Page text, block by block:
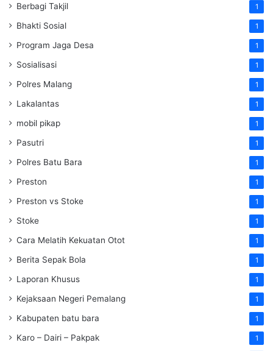
Berbagi Takjil 1
Bhakti Sosial 1
Program Jaga Desa 1
Sosialisasi 1
Polres Malang 1
Lakalantas 1
mobil pikap 1
Pasutri 1
Polres Batu Bara 1
Preston 1
Preston vs Stoke 1
Stoke 1
Cara Melatih Kekuatan Otot 1
Berita Sepak Bola 1
Laporan Khusus 1
Kejaksaan Negeri Pemalang 1
Kabupaten batu bara 1
Karo – Dairi – Pakpak 1